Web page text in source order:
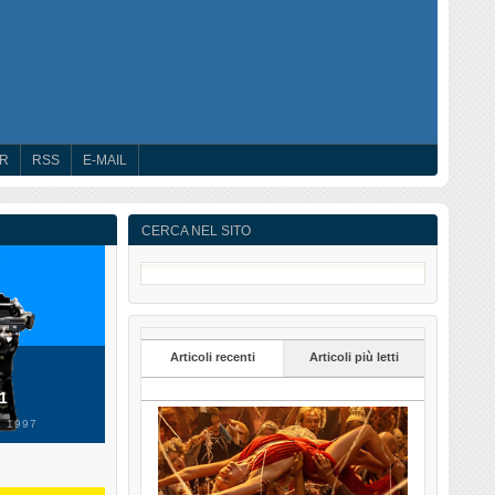
RSS E-MAIL
CERCA NEL SITO
Articoli recenti Articoli più letti
1997